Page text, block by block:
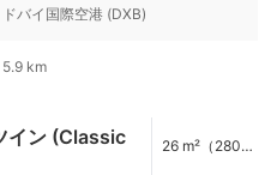
ドバイ国際空港 (DXB)
5.9 km
イン (Classic
26 m²（280